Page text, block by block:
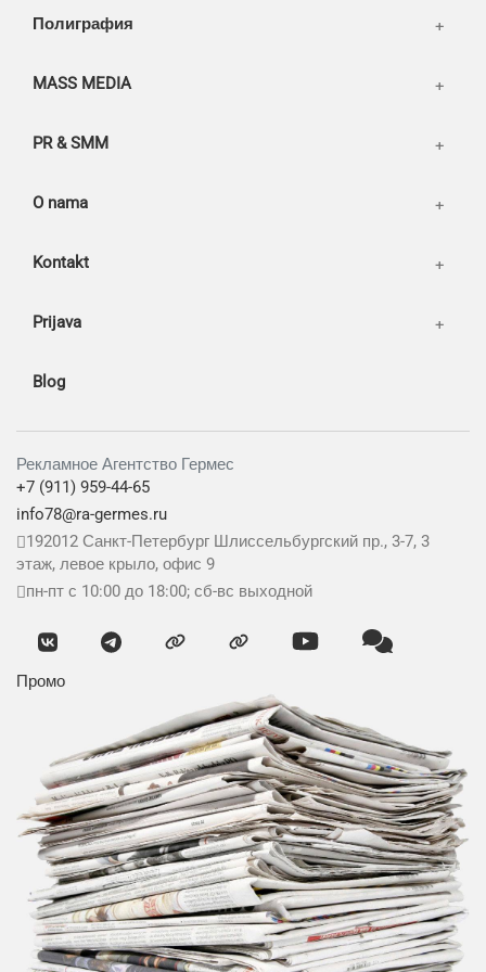
Полиграфия
MASS MEDIA
PR & SMM
O nama
Our works
Kontakt
Prijava
Blog
Рекламное Агентство Гермес
+7 (911) 959-44-65
info78@ra-germes.ru
192012 Санкт-Петербург Шлиссельбургский пр., 3-7, 3
этаж, левое крыло, офис 9
пн-пт с 10:00 до 18:00; сб-вс выходной
Промо